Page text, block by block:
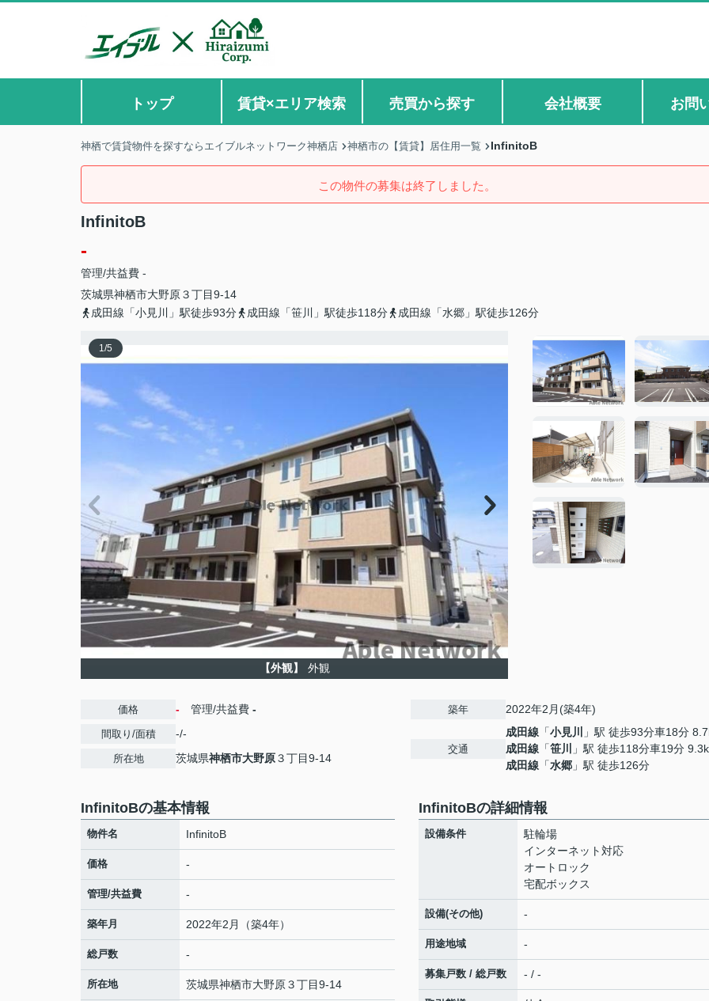
トップ 賃貸×エリア検索 売買から探す 会社概要 お問
神栖で賃貸物件を探すならエイブルネットワーク神栖店 神栖市の【賃貸】居住用一覧 InfinitoB
この物件の募集は終了しました。
InfinitoB
-
管理/共益費 -
茨城県神栖市大野原３丁目9-14
成田線「小見川」駅徒歩93分
成田線「笹川」駅徒歩118分 成田線「水郷」駅徒歩126分
1/5
【外観】 外観
価格 - 管理/共益費 -
間取り/面積 -/-
所在地 茨城県神栖市大野原３丁目9-14
築年 2022年2月(築4年)
交通
成田線 「小見川
」駅 徒歩93分車18分
成田線 「笹川
」駅 徒歩118分車19分
成田線 「水郷 」駅 徒歩126分
InfinitoBの基本情報
物件名 InfinitoB
価格 -
管理/共益費 -
築年月 2022年2月（築4年）
総戸数 -
所在地 茨城県神栖市大野原３丁目9-14
InfinitoBの詳細情報
設備条件
駐輪場
インターネット対応
オートロック
宅配ボックス
設備(その他) -
用途地域 -
募集戸数 / 総戸数 - / -